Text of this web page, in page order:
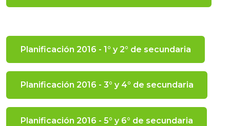
Planificación 2016 - 1° y 2° de secundaria
Planificación 2016 - 3° y 4° de secundaria
Planificación 2016 - 5° y 6° de secundaria